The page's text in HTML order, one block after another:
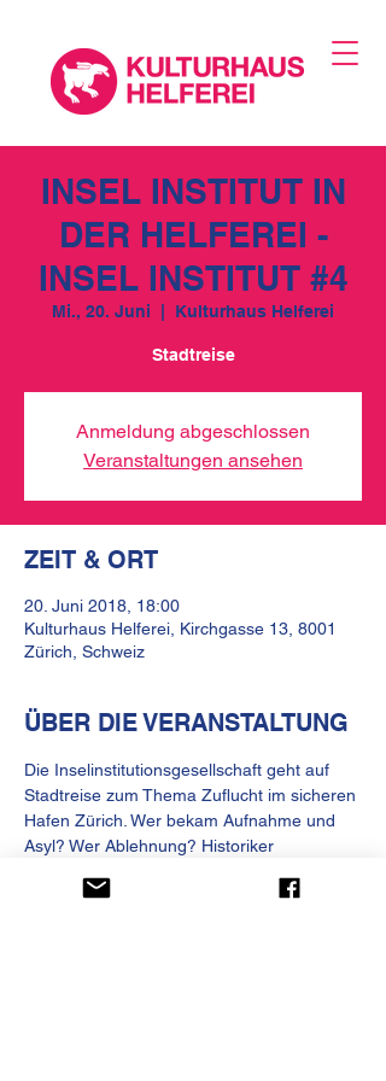
INSEL INSTITUT IN
DER HELFEREI -
INSEL INSTITUT #4
Mi., 20. Juni Kulturhaus Helferei
Stadtreise
Anmeldung abgeschlossen
Veranstaltungen ansehen
ZEIT & ORT
20. Juni 2018, 18:00
Kulturhaus Helferei, Kirchgasse 13, 8001
Zürich, Schweiz
ÜBER DIE VERANSTALTUNG
Die Inselinstitutionsgesellschaft geht auf
Stadtreise zum Thema Zuflucht im sicheren
Hafen Zürich. Wer bekam Aufnahme und
Asyl? Wer Ablehnung? Historiker
Fliehen, Ankommen und Bleiben.